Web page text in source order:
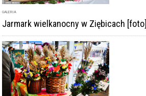
GALERIA
Jarmark wielkanocny w Ziębicach [foto]